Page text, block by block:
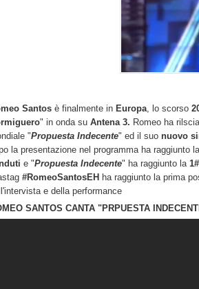
Santos è finalmente in Europa, lo scorso
" in onda su Antena 3. Romeo ha
"Propuesta Indecente" ed il suo nuovo
la presentazione nel programma ha raggiunto la
e "Propuesta Indecente" ha raggiunto la
#RomeoSantosEH ha raggiunto la prima
e della performance
SANTOS CANTA "PRPUESTA